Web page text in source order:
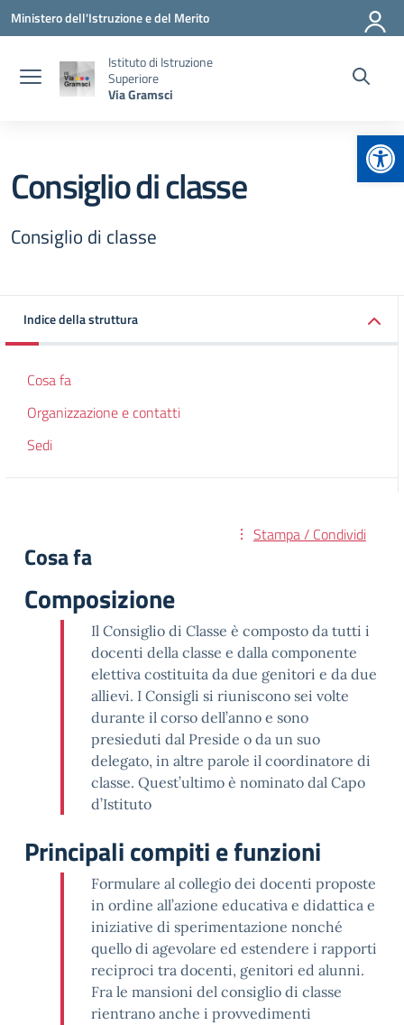
Vai ai contenuti
Vai al menu di navigazione
Vai al footer
Ministero dell'Istruzione e del Merito
Istituto di Istruzione
Superiore
Via Gramsci
Consiglio di classe
Consiglio di classe
Indice della struttura
Cosa fa
Organizzazione e contatti
Sedi
Stampa / Condividi
Cosa fa
Composizione
Il Consiglio di Classe è composto da tutti i
docenti della classe e dalla componente
elettiva costituita da due genitori e da due
allievi. I Consigli si riuniscono sei volte
durante il corso dell’anno e sono
presieduti dal Preside o da un suo
delegato, in altre parole il coordinatore di
classe. Quest’ultimo è nominato dal Capo
d’Istituto
Principali compiti e funzioni
Formulare al collegio dei docenti proposte
in ordine all’azione educativa e didattica e
iniziative di sperimentazione nonché
quello di agevolare ed estendere i rapporti
reciproci tra docenti, genitori ed alunni.
Fra le mansioni del consiglio di classe
rientrano anche i provvedimenti